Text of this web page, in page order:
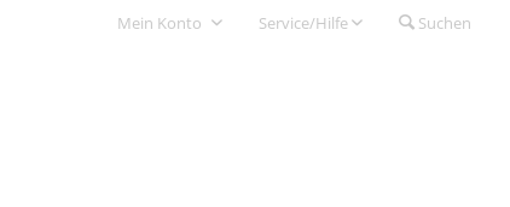
Mein Konto Service/Hilfe Suchen